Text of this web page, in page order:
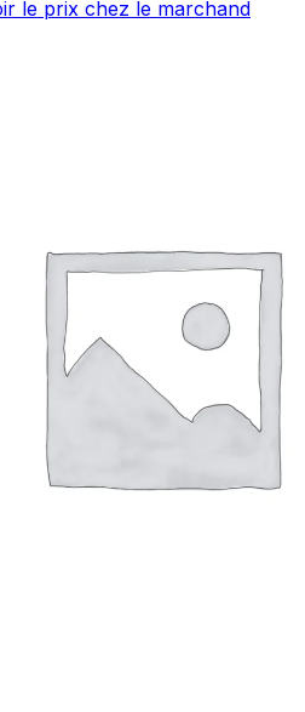
le prix chez le marchand